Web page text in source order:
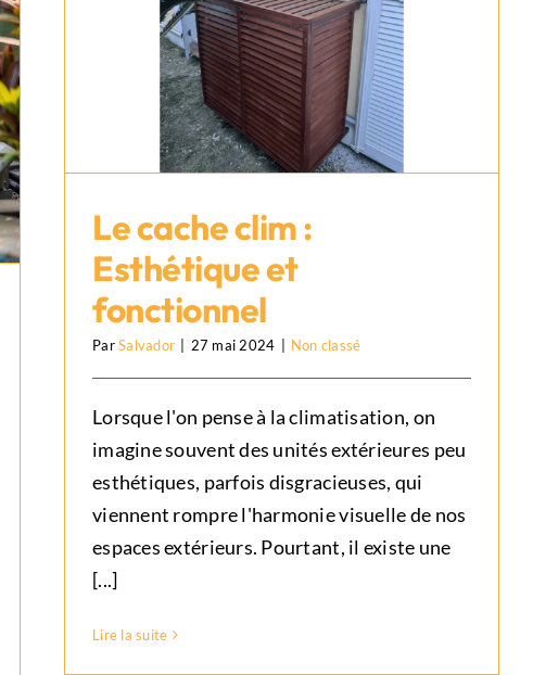
Le cache clim : Esthétique et
fonctionnel
Le cache clim :
Esthétique et
fonctionnel
ParSalvador 27 mai 2024 Non classé
Lorsque l'on pense à la climatisation, on
imagine souvent des unités extérieures peu
esthétiques, parfois disgracieuses, qui
viennent rompre l'harmonie visuelle de nos
espaces extérieurs. Pourtant, il existe une
[...]
Lire la suite